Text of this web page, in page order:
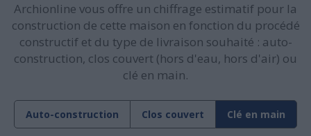
Archionline vous offre un chiffrage estimatif pour la
construction de cette maison en fonction du procédé
constructif et du type de livraison souhaité : auto-
construction, clos couvert (hors d'eau, hors d'air) ou
clé en main.
Auto-construction Clos couvert Clé en main